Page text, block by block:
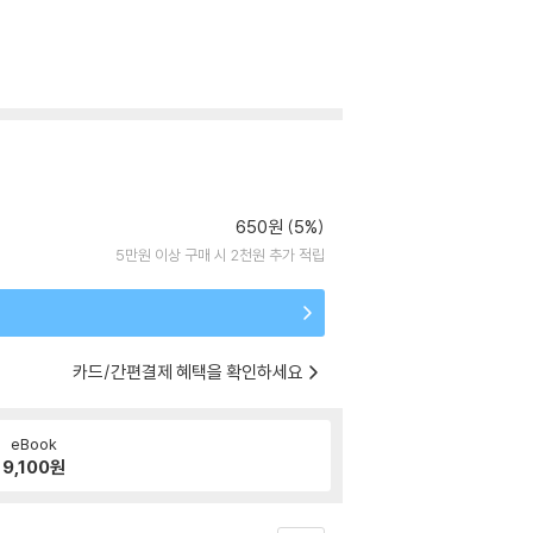
650원 (5%)
5만원 이상 구매 시 2천원 추가 적립
카드/간편결제 혜택을 확인하세요
eBook
9,100원